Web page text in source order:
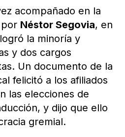
acompañado en la
Néstor Segovia, en
la minoría y
y dos cargos
Un documento de la
felicitó a los afiliados
las elecciones de
y dijo que ello
gremial.